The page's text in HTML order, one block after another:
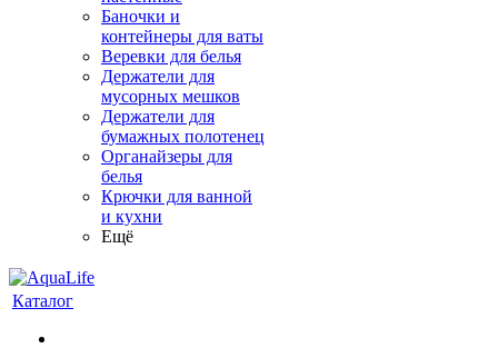
Баночки и
контейнеры для ваты
Веревки для белья
Держатели для
мусорных мешков
Держатели для
бумажных полотенец
Органайзеры для
белья
Крючки для ванной
и кухни
Ещё
Каталог